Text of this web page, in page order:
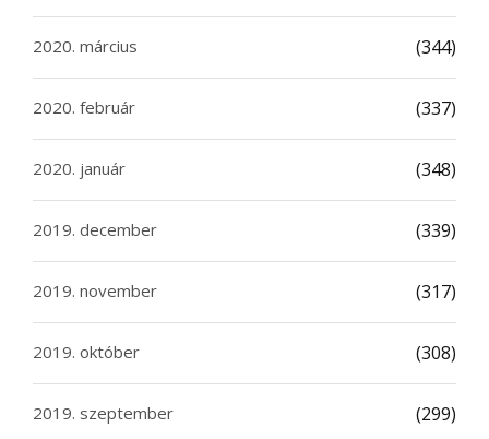
2020. március (344)
2020. február (337)
2020. január (348)
2019. december (339)
2019. november (317)
2019. október (308)
2019. szeptember (299)